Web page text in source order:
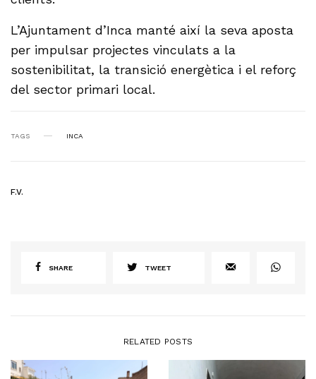
L’Ajuntament d’Inca manté així la seva aposta
per impulsar projectes vinculats a la
sostenibilitat, la transició energètica i el reforç
del sector primari local.
TAGS INCA
F.V.
SHARE TWEET
RELATED POSTS